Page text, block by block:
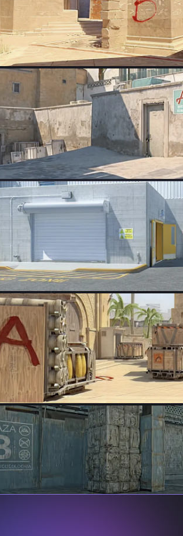
DGrnV-tjRmJ-VboqP-ohODh-JkA6Q
запуска
800
1.4
0.8
6/11
0
1
Настройки
Разрешение
Соотношение сторон
Формат изображения
Частота обновления
Counter-Strike: Global
малоизвестных коллективах.
в июне 2021 и
свою карьеру в команде